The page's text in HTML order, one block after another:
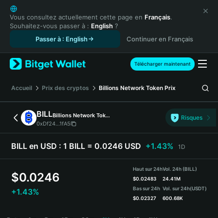
English
日本語
Tiếng Việt
Español (Latinoamérica)
Türkçe
Français
Deutsch
简体中文
繁體中文
Português (Portugal)
Bahasa Indonesia
ภาษาไทย
Español
Español (Argentina)
Vous consultez actuellement cette page en Français.
Souhaitez-vous passer à : English ?
Passer à : English
Continuer en Français
Télécharger maintenant
Accueil Prix des cryptos Billions Network Token Prix
BILL
Billions Network Token
0xDf24...1fA5
Risques
BILL en USD : 1 BILL = 0.0246 USD +1.43% 1D
$0.0246
+1.43%
Haut sur 24h
$0.02483
Bas sur 24h
$0.02327
Vol. 24h (BILL)
24.41M
Vol. sur 24h(USDT)
600.68K